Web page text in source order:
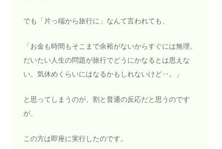
でも「片っ端から旅行に」なんて言われても、
「お金も時間もそこまで余裕がないからすぐには無理。
だいたい人生の問題が旅行でどうにかなるとは思えな
い。気休めくらいにはなるかもしれないけど‥。」
と思ってしまうのが、割と普通の反応だと思うのです
が、
この方は即座に実行したのです。